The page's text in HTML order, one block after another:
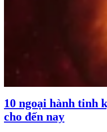
10 ngoại hành tinh
cho đến nay